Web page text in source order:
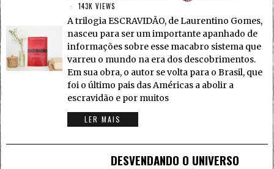
143K VIEWS
A trilogia ESCRAVIDÃO, de Laurentino Gomes,
nasceu para ser um importante apanhado de
informações sobre esse macabro sistema que
varreu o mundo na era dos descobrimentos.
Em sua obra, o autor se volta para o Brasil, que
foi o último pais das Américas a abolir a
escravidão e por muitos
LER MAIS
DESVENDANDO O UNIVERSO